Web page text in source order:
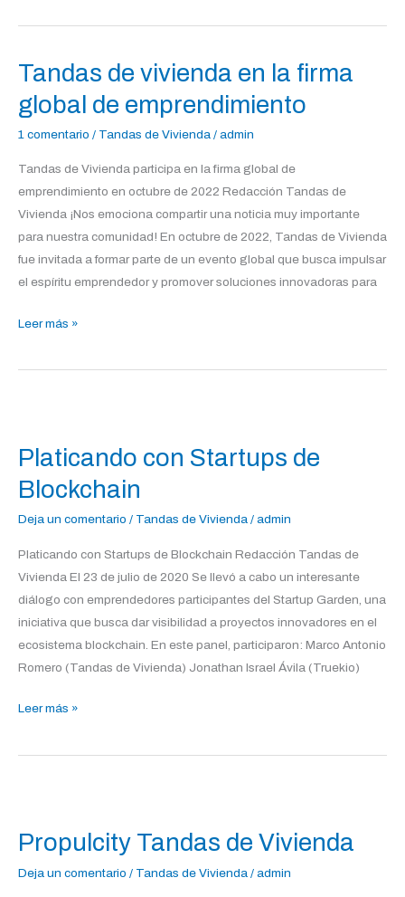
Tandas de vivienda en la firma
global de emprendimiento
1 comentario / Tandas de Vivienda / admin
Tandas de Vivienda participa en la firma global de
emprendimiento en octubre de 2022 Redacción Tandas de
Vivienda ¡Nos emociona compartir una noticia muy importante
para nuestra comunidad! En octubre de 2022, Tandas de Vivienda
fue invitada a formar parte de un evento global que busca impulsar
el espíritu emprendedor y promover soluciones innovadoras para
Tandas
vivienda
en
Leer más »
Platicando con Startups de
Blockchain
Deja un comentario / Tandas de Vivienda / admin
Platicando con Startups de Blockchain Redacción Tandas de
Vivienda El 23 de julio de 2020 Se llevó a cabo un interesante
diálogo con emprendedores participantes del Startup Garden, una
iniciativa que busca dar visibilidad a proyectos innovadores en el
ecosistema blockchain. En este panel, participaron: Marco Antonio
Romero (Tandas de Vivienda) Jonathan Israel Ávila (Truekio)
Startups
de
Blockchain
Leer más »
Propulcity Tandas de Vivienda
Deja un comentario / Tandas de Vivienda / admin
de